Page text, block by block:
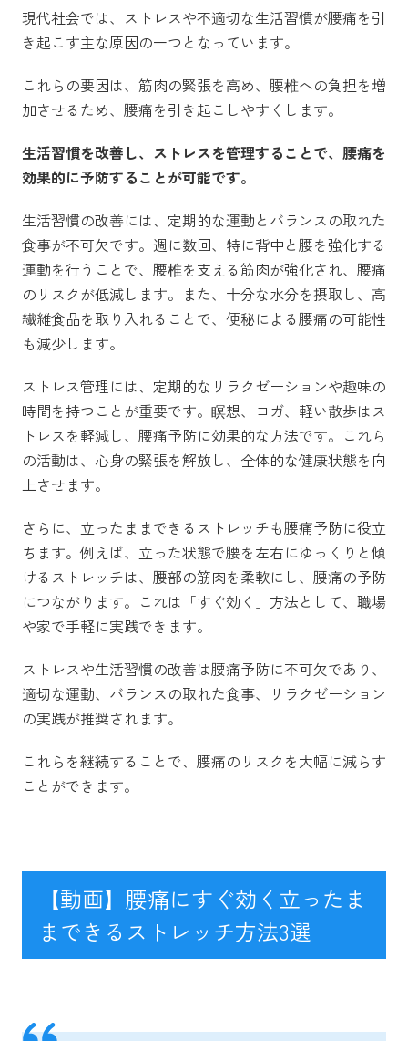
現代社会では、ストレスや不適切な生活習慣が腰痛を引
き起こす主な原因の一つとなっています。
これらの要因は、筋肉の緊張を高め、腰椎への負担を増
加させるため、腰痛を引き起こしやすくします。
生活習慣を改善し、ストレスを管理することで、腰痛を
効果的に予防することが可能です。
生活習慣の改善には、定期的な運動とバランスの取れた
食事が不可欠です。週に数回、特に背中と腰を強化する
運動を行うことで、腰椎を支える筋肉が強化され、腰痛
のリスクが低減します。また、十分な水分を摂取し、高
繊維食品を取り入れることで、便秘による腰痛の可能性
も減少します。
ストレス管理には、定期的なリラクゼーションや趣味の
時間を持つことが重要です。瞑想、ヨガ、軽い散歩はス
トレスを軽減し、腰痛予防に効果的な方法です。これら
の活動は、心身の緊張を解放し、全体的な健康状態を向
上させます。
さらに、立ったままできるストレッチも腰痛予防に役立
ちます。例えば、立った状態で腰を左右にゆっくりと傾
けるストレッチは、腰部の筋肉を柔軟にし、腰痛の予防
につながります。これは「すぐ効く」方法として、職場
や家で手軽に実践できます。
ストレスや生活習慣の改善は腰痛予防に不可欠であり、
適切な運動、バランスの取れた食事、リラクゼーション
の実践が推奨されます。
これらを継続することで、腰痛のリスクを大幅に減らす
ことができます。
【動画】腰痛にすぐ効く立ったま
まできるストレッチ方法3選